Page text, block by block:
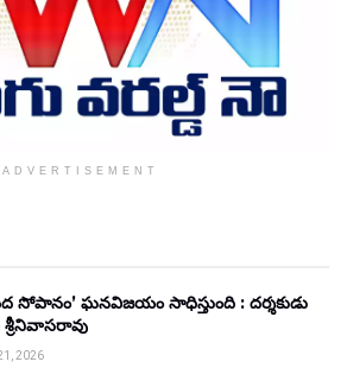
ADVERTISEMENT
సోపానం’ ఘనవిజయం సాధిస్తుంది : దర్శకుడు
2026